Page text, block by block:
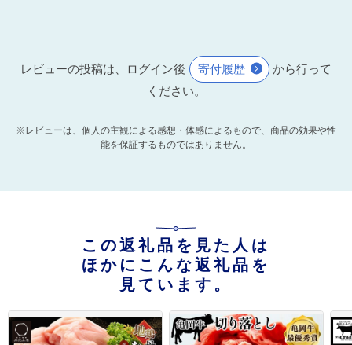
レビューの投稿は、ログイン後 寄付履歴
から行って
ください。
※レビューは、個人の主観による感想・体感によるもので、商品の効果や性
能を保証するものではありません。
この返礼品を見た人は
ほかにこんな返礼品を
見ています。